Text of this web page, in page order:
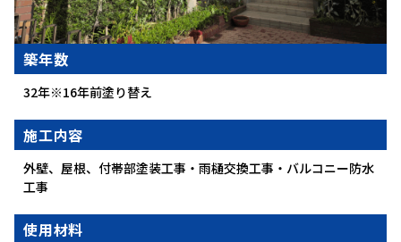
築年数
32年※16年前塗り替え
施工内容
外壁、屋根、付帯部塗装工事・雨樋交換工事・バルコニー防水
工事
使用材料